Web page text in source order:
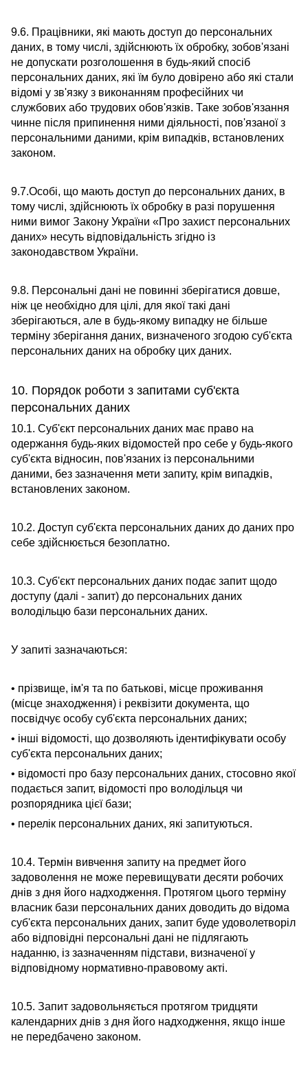
9.6. Працівники, які мають доступ до персональних
даних, в тому числі, здійснюють їх обробку, зобов'язані
не допускати розголошення в будь-який спосіб
персональних даних, які їм було довірено або які стали
відомі у зв'язку з виконанням професійних чи
службових або трудових обов'язків. Таке зобов'язання
чинне після припинення ними діяльності, пов'язаної з
персональними даними, крім випадків, встановлених
законом.
9.7.Особі, що мають доступ до персональних даних, в
тому числі, здійснюють їх обробку в разі порушення
ними вимог Закону України «Про захист персональних
даних» несуть відповідальність згідно із
законодавством України.
9.8. Персональні дані не повинні зберігатися довше,
ніж це необхідно для цілі, для якої такі дані
зберігаються, але в будь-якому випадку не більше
терміну зберігання даних, визначеного згодою суб'єкта
персональних даних на обробку цих даних.
10. Порядок роботи з запитами суб'єкта
персональних даних
10.1. Суб'єкт персональних даних має право на
одержання будь-яких відомостей про себе у будь-якого
суб'єкта відносин, пов'язаних із персональними
даними, без зазначення мети запиту, крім випадків,
встановлених законом.
10.2. Доступ суб'єкта персональних даних до даних про
себе здійснюється безоплатно.
10.3. Суб'єкт персональних даних подає запит щодо
доступу (далі - запит) до персональних даних
володільцю бази персональних даних.
У запиті зазначаються:
• прізвище, ім'я та по батькові, місце проживання
(місце знаходження) і реквізити документа, що
посвідчує особу суб'єкта персональних даних;
• інші відомості, що дозволяють ідентифікувати особу
суб'єкта персональних даних;
• відомості про базу персональних даних, стосовно якої
подається запит, відомості про володільця чи
розпорядника цієї бази;
• перелік персональних даних, які запитуються.
10.4. Термін вивчення запиту на предмет його
задоволення не може перевищувати десяти робочих
днів з дня його надходження. Протягом цього терміну
власник бази персональних даних доводить до відома
суб'єкта персональних даних, запит буде удоволетворіл
або відповідні персональні дані не підлягають
наданню, із зазначенням підстави, визначеної у
відповідному нормативно-правовому акті.
10.5. Запит задовольняється протягом тридцяти
календарних днів з дня його надходження, якщо інше
не передбачено законом.